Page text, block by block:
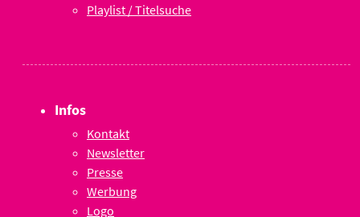
Playlist / Titelsuche
Infos
Kontakt
Newsletter
Presse
Werbung
Logo